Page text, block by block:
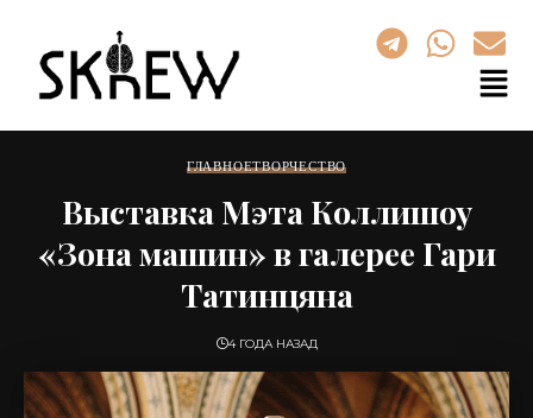
ГЛАВНОЕТВОРЧЕСТВО
Выставка Мэта Коллишоу
«Зона машин» в галерее Гари
Татинцяна
4 ГОДА НАЗАД